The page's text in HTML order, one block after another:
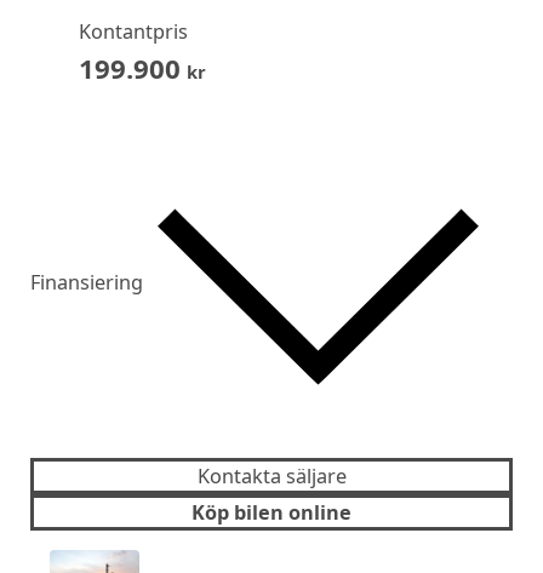
Kontantpris
199.900 kr
Finansiering
Kontakta säljare
Köp bilen online